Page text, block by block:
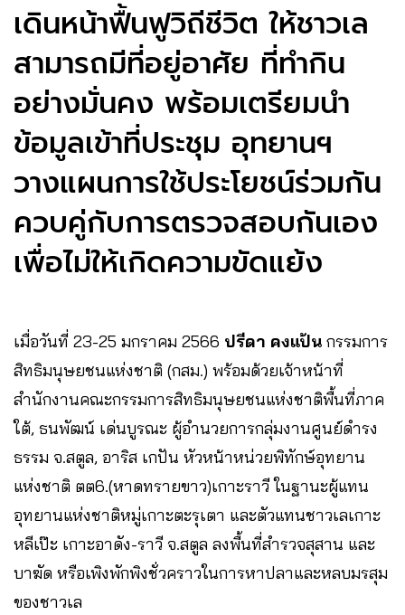
เดินหน้าฟื้นฟูวิถีชีวิต ให้ชาวเล
สามารถมีที่อยู่อาศัย ที่ทำกิน
อย่างมั่นคง พร้อมเตรียมนำ
ข้อมูลเข้าที่ประชุม อุทยานฯ
วางแผนการใช้ประโยชน์ร่วมกัน
ควบคู่กับการตรวจสอบกันเอง
เพื่อไม่ให้เกิดความขัดแย้ง
เมื่อวันที่ 23-25 มกราคม 2566 ปรีดา คงแป้น กรรมการ
สิทธิมนุษยชนแห่งชาติ (กสม.) พร้อมด้วยเจ้าหน้าที่
สำนักงานคณะกรรมการสิทธิมนุษยชนแห่งชาติพื้นที่ภาค
ใต้, ธนพัฒน์ เด่นบูรณะ ผู้อำนวยการกลุ่มงานศูนย์ดำรง
ธรรม จ.สตูล, อาริส เกปัน หัวหน้าหน่วยพิทักษ์อุทยาน
แห่งชาติ ตต6.(หาดทรายขาว)เกาะราวี ในฐานะผู้แทน
อุทยานแห่งชาติหมู่เกาะตะรุเตา และตัวแทนชาวเลเกาะ
หลีเป๊ะ เกาะอาดัง-ราวี จ.สตูล ลงพื้นที่สำรวจสุสาน และ
บาฆัด หรือเพิงพักพิงชั่วคราวในการหาปลาและหลบมรสุม
ของชาวเล